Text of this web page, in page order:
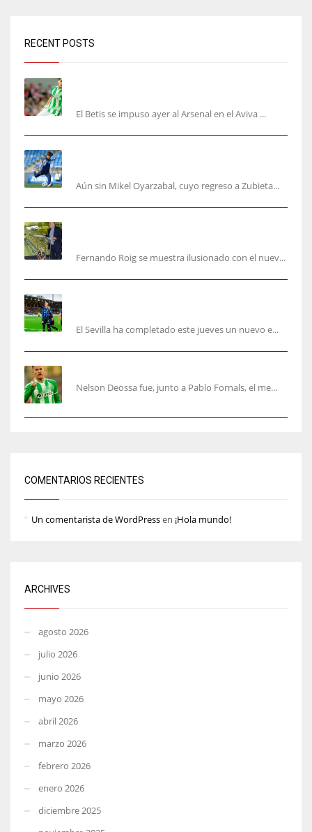
RECENT POSTS
El Betis se impuso ayer al Arsenal en el Aviva ...
Aún sin Mikel Oyarzabal, cuyo regreso a Zubieta...
Fernando Roig se muestra ilusionado con el nuev...
El Sevilla ha completado este jueves un nuevo e...
Nelson Deossa fue, junto a Pablo Fornals, el me...
COMENTARIOS RECIENTES
Un comentarista de WordPressen ¡Hola mundo!
ARCHIVES
agosto 2026
julio 2026
junio 2026
mayo 2026
abril 2026
marzo 2026
febrero 2026
enero 2026
diciembre 2025